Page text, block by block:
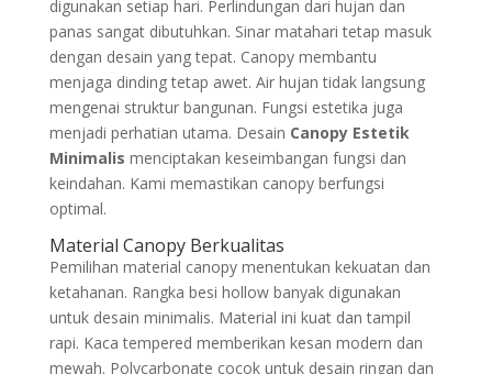
digunakan setiap hari. Perlindungan dari hujan dan
panas sangat dibutuhkan. Sinar matahari tetap masuk
dengan desain yang tepat. Canopy membantu
menjaga dinding tetap awet. Air hujan tidak langsung
mengenai struktur bangunan. Fungsi estetika juga
menjadi perhatian utama. Desain Canopy Estetik
Minimalis menciptakan keseimbangan fungsi dan
keindahan. Kami memastikan canopy berfungsi
optimal.
Material Canopy Berkualitas
Pemilihan material canopy menentukan kekuatan dan
ketahanan. Rangka besi hollow banyak digunakan
untuk desain minimalis. Material ini kuat dan tampil
rapi. Kaca tempered memberikan kesan modern dan
mewah. Polycarbonate cocok untuk desain ringan dan